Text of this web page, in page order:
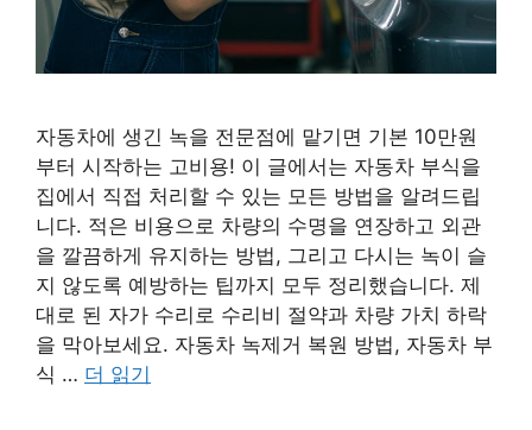
자동차에 생긴 녹을 전문점에 맡기면 기본 10만원
부터 시작하는 고비용! 이 글에서는 자동차 부식을
집에서 직접 처리할 수 있는 모든 방법을 알려드립
니다. 적은 비용으로 차량의 수명을 연장하고 외관
을 깔끔하게 유지하는 방법, 그리고 다시는 녹이 슬
지 않도록 예방하는 팁까지 모두 정리했습니다. 제
대로 된 자가 수리로 수리비 절약과 차량 가치 하락
을 막아보세요. 자동차 녹제거 복원 방법, 자동차 부
식 … 더 읽기